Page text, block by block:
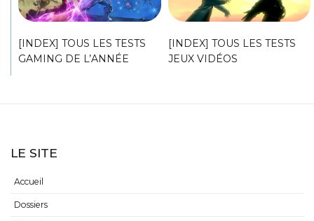
[INDEX] TOUS LES TESTS
GAMING DE L’ANNÉE
[INDEX] TOUS LES TESTS
JEUX VIDÉOS
LE SITE
Accueil
Dossiers